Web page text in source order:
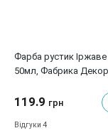
Фарба рустик Іржаве
50мл, Фабрика
119.9 грн
Відгуки 4